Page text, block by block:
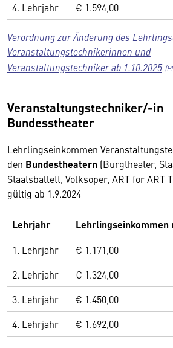
4. Lehrjahr
€ 1.594,00
Verordnung zur Änderung des
Veranstaltungstechnikerinnen und
Veranstaltungstechniker ab 1.10.2025
Veranstaltungstechniker/-in
Bundesstheater
Lehrlingseinkommen
den Bundestheatern (Burgtheater,
Staatsballett, Volksoper, ART for ART
gültig ab 1.9.2024
Lehrjahr Lehrlingseinkommen
1. Lehrjahr
€ 1.171,00
2. Lehrjahr
€ 1.324,00
3. Lehrjahr
€ 1.450,00
4. Lehrjahr
€ 1.692,00